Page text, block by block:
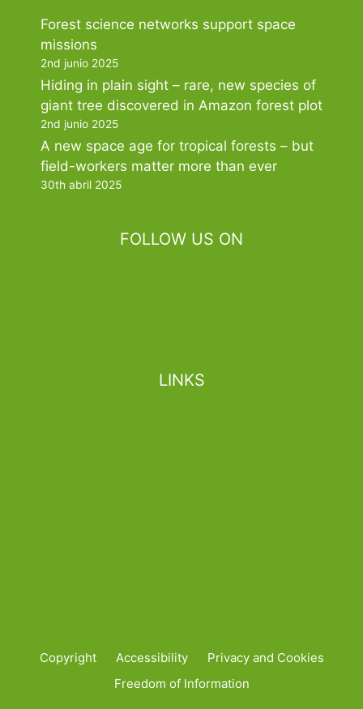
Forest science networks support space
missions
2nd junio 2025
Hiding in plain sight – rare, new species of
giant tree discovered in Amazon forest plot
2nd junio 2025
A new space age for tropical forests – but
field-workers matter more than ever
30th abril 2025
FOLLOW US ON
LINKS
Copyright Accessibility
Privacy and Cookies
Freedom of Information